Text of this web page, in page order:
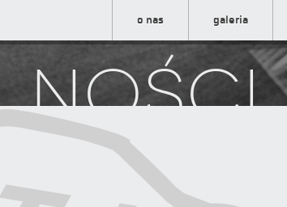
o nas galeria